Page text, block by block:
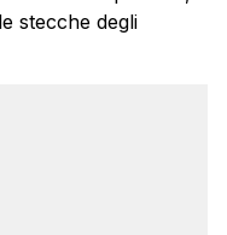
stecche degli